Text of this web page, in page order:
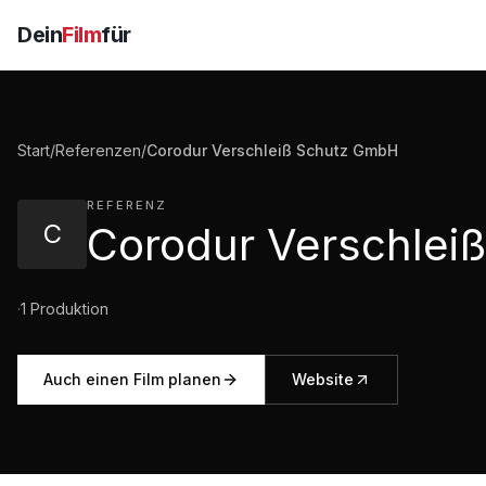
DeinFilmfür
Start/Referenzen/Corodur Verschleiß Schutz GmbH
C
REFERENZ
·1 Produktion
Auch einen Film planen Website